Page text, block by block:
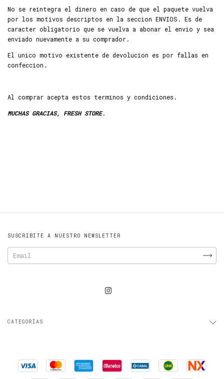
No se reintegra el dinero en caso de que el paquete vuelva
por los motivos descriptos en la seccion ENVIOS. Es de
caracter obligatorio que se vuelva a abonar el envio y sea
enviado nuevamente a su comprador.
El unico motivo existente de devolucion es por fallas en
confeccion.
Al comprar acepta estos terminos y condiciones.
MUCHAS GRACIAS, FRESH STORE.
SUSCRIBITE A NUESTRO NEWSLETTER
CATEGORÍAS